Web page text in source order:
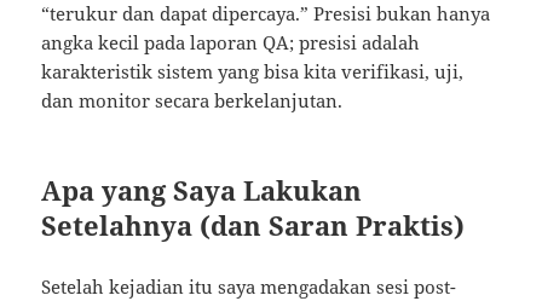
“terukur dan dapat dipercaya.” Presisi bukan hanya
angka kecil pada laporan QA; presisi adalah
karakteristik sistem yang bisa kita verifikasi, uji,
dan monitor secara berkelanjutan.
Apa yang Saya Lakukan
Setelahnya (dan Saran Praktis)
Setelah kejadian itu saya mengadakan sesi post-